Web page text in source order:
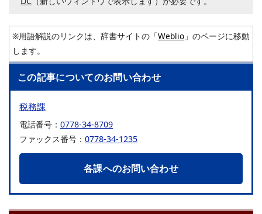
※用語解説のリンクは、辞書サイトの「Weblio 」のページに移動
します。
この記事についてのお問い合わせ
税務課
電話番号： 0778-34-8709
ファックス番号： 0778-34-1235
各課へのお問い合わせ